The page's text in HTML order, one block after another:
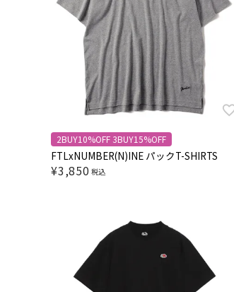
2BUY10%OFF 3BUY15%OFF
FTLxNUMBER(N)INE パックT-SHIRTS
¥3,850 税込